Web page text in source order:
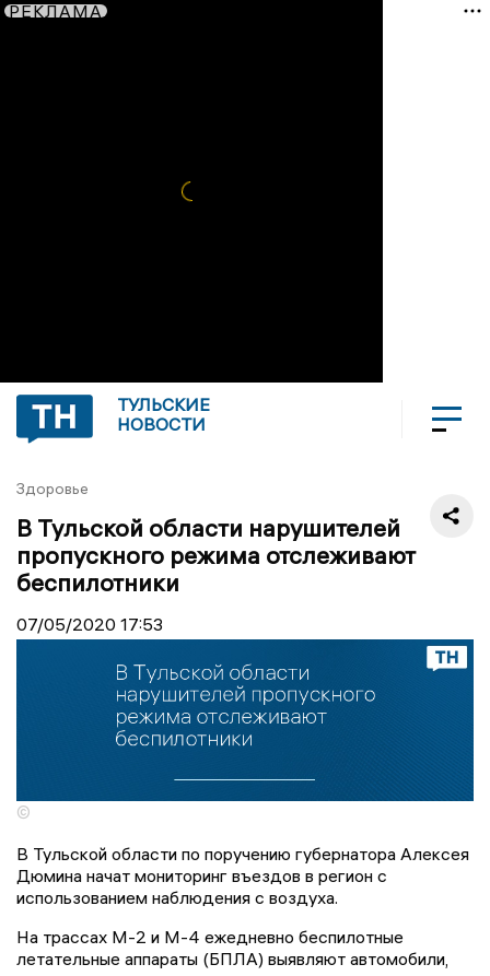
РЕКЛАМА
ТУЛЬСКИЕ
НОВОСТИ
Здоровье
В Тульской области нарушителей
пропускного режима отслеживают
беспилотники
07/05/2020 17:53
©
В Тульской области по поручению губернатора Алексея
Дюмина начат мониторинг въездов в регион с
использованием наблюдения с воздуха.
На трассах М-2 и М-4 ежедневно беспилотные
летательные аппараты (БПЛА) выявляют автомобили,